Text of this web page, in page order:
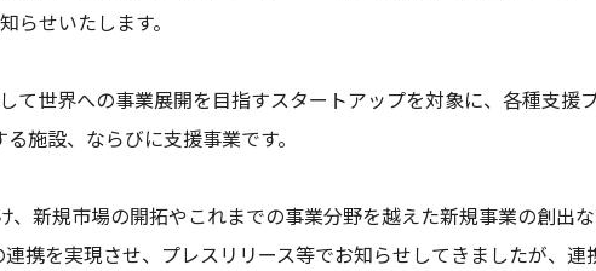
らせいたします。
て世界への事業展開を目指すスタートアップを対象に、各種支援
施設、ならびに支援事業です。
新規市場の開拓やこれまでの事業分野を越えた新規事業の創出
携を実現させ、プレスリリース等でお知らせしてきましたが、連